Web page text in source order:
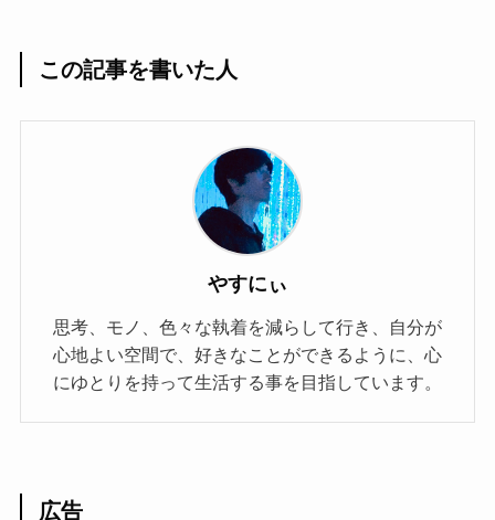
この記事を書いた人
やすにぃ
思考、モノ、色々な執着を減らして行き、自分が
心地よい空間で、好きなことができるように、心
にゆとりを持って生活する事を目指しています。
広告